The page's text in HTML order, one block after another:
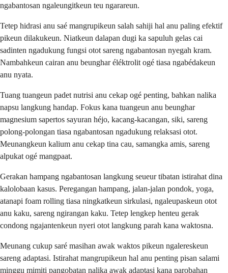
ngabantosan ngaleungitkeun teu ngarareun.
Tetep hidrasi anu saé mangrupikeun salah sahiji hal anu paling efektif
pikeun dilakukeun. Niatkeun dalapan dugi ka sapuluh gelas cai
sadinten ngadukung fungsi otot sareng ngabantosan nyegah kram.
Nambahkeun cairan anu beunghar éléktrolit ogé tiasa ngabédakeun
anu nyata.
Tuang tuangeun padet nutrisi anu cekap ogé penting, bahkan nalika
napsu langkung handap. Fokus kana tuangeun anu beunghar
magnesium sapertos sayuran héjo, kacang-kacangan, siki, sareng
polong-polongan tiasa ngabantosan ngadukung relaksasi otot.
Meunangkeun kalium anu cekap tina cau, samangka amis, sareng
alpukat ogé mangpaat.
Gerakan hampang ngabantosan langkung seueur tibatan istirahat dina
kalolobaan kasus. Peregangan hampang, jalan-jalan pondok, yoga,
atanapi foam rolling tiasa ningkatkeun sirkulasi, ngaleupaskeun otot
anu kaku, sareng ngirangan kaku. Tetep lengkep henteu gerak
condong ngajantenkeun nyeri otot langkung parah kana waktosna.
Meunang cukup saré masihan awak waktos pikeun ngalereskeun
sareng adaptasi. Istirahat mangrupikeun hal anu penting pisan salami
minggu mimiti pangobatan nalika awak adaptasi kana parobahan